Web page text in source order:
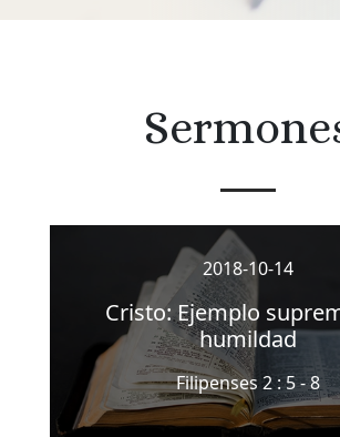
2018-10-14
Cristo: Ejemplo
humildad
Filipenses 2 : 5 - 8